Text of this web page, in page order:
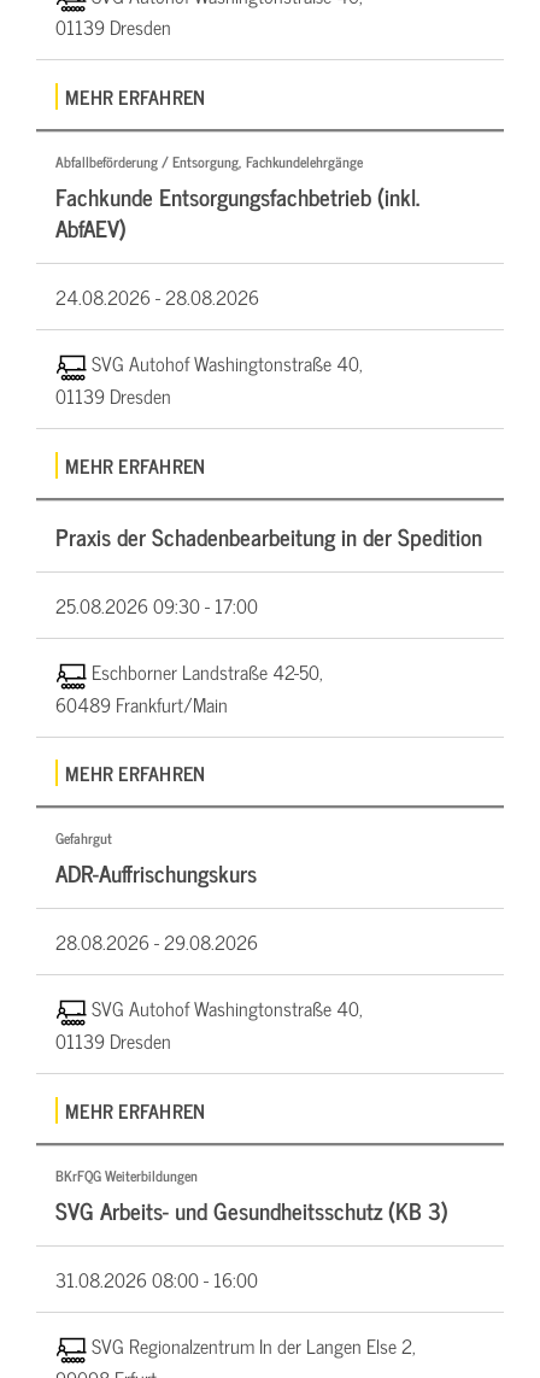
01139 Dresden
MEHR ERFAHREN
Abfallbeförderung / Entsorgung, Fachkundelehrgänge
Fachkunde Entsorgungsfachbetrieb (inkl.
AbfAEV)
24.08.2026 -28.08.2026
SVG Autohof Washingtonstraße 40,
01139 Dresden
MEHR ERFAHREN
Praxis der Schadenbearbeitung in der Spedition
25.08.202609:30 - 17:00
Eschborner Landstraße 42-50,
60489 Frankfurt/Main
MEHR ERFAHREN
Gefahrgut
ADR-Auffrischungskurs
28.08.2026 -29.08.2026
SVG Autohof Washingtonstraße 40,
01139 Dresden
MEHR ERFAHREN
BKrFQG Weiterbildungen
SVG Arbeits- und Gesundheitsschutz (KB 3)
31.08.202608:00 - 16:00
SVG Regionalzentrum In der Langen Else 2,